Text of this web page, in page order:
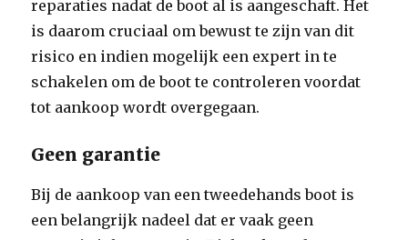
reparaties nadat de boot al is aangeschaft. Het
is daarom cruciaal om bewust te zijn van dit
risico en indien mogelijk een expert in te
schakelen om de boot te controleren voordat
tot aankoop wordt overgegaan.
Geen garantie
Bij de aankoop van een tweedehands boot is
een belangrijk nadeel dat er vaak geen